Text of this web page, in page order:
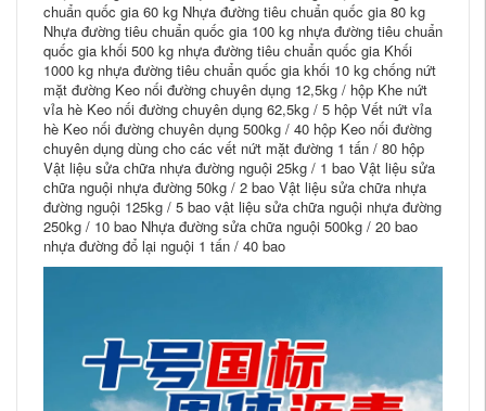
chuẩn quốc gia 60 kg Nhựa đường tiêu chuẩn quốc gia 80 kg
Nhựa đường tiêu chuẩn quốc gia 100 kg nhựa đường tiêu chuẩn
quốc gia khối 500 kg nhựa đường tiêu chuẩn quốc gia Khối
1000 kg nhựa đường tiêu chuẩn quốc gia khối 10 kg chống nứt
mặt đường Keo nối đường chuyên dụng 12,5kg / hộp Khe nứt
vỉa hè Keo nối đường chuyên dụng 62,5kg / 5 hộp Vết nứt vỉa
hè Keo nối đường chuyên dụng 500kg / 40 hộp Keo nối đường
chuyên dụng dùng cho các vết nứt mặt đường 1 tấn / 80 hộp
Vật liệu sửa chữa nhựa đường nguội 25kg / 1 bao Vật liệu sửa
chữa nguội nhựa đường 50kg / 2 bao Vật liệu sửa chữa nhựa
đường nguội 125kg / 5 bao vật liệu sửa chữa nguội nhựa đường
250kg / 10 bao Nhựa đường sửa chữa nguội 500kg / 20 bao
nhựa đường đổ lại nguội 1 tấn / 40 bao